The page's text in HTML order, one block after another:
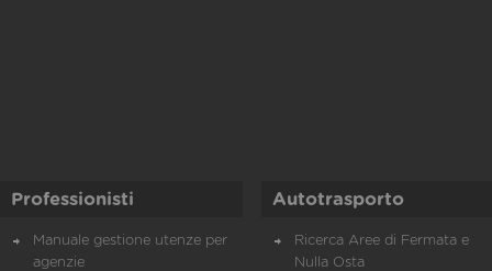
Professionisti
Manuale gestione utenze per
agenzie
Autotrasporto
Ricerca Aree di Fermata e
Nulla Osta